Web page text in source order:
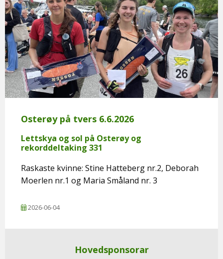
Osterøy på tvers 6.6.2026
Lettskya og sol på Osterøy og
rekorddeltaking 331
Raskaste kvinne: Stine Hatteberg nr.2, Deborah
Moerlen nr.1 og Maria Småland nr. 3
2026-06-04
Hovedsponsorar